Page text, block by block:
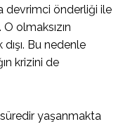
devrimci önderliği ile
O olmaksızın
Bu nedenle
krizini de
süredir yaşanmakta